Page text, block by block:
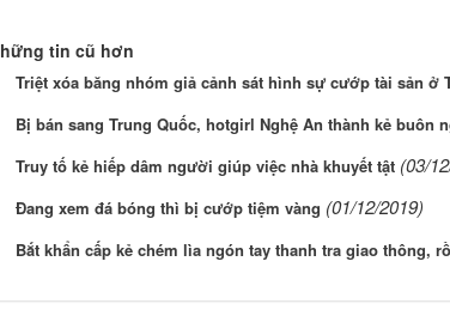
tin cũ hơn
Triệt xóa băng nhóm giả cảnh sát hình sự cướp tài sản ở
Bị bán sang Trung Quốc, hotgirl Nghệ An thành kẻ buôn
Truy tố kẻ hiếp dâm người giúp việc nhà khuyết tật (03/
Đang xem đá bóng thì bị cướp tiệm vàng (01/12/2019)
Bắt khẩn cấp kẻ chém lìa ngón tay thanh tra giao thông,